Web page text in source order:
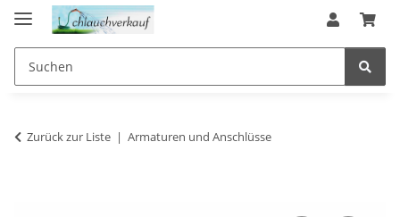
Zurück zur Liste Armaturen und Anschlüsse